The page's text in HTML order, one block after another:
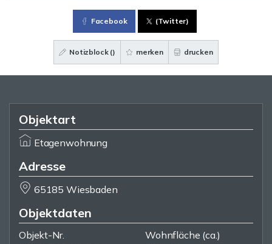
Facebook (Twitter)
Notizblock () merken drucken
Objektart
Etagenwohnung
Adresse
65185 Wiesbaden
Objektdaten
Objekt-Nr.
Wohnfläche (ca.)